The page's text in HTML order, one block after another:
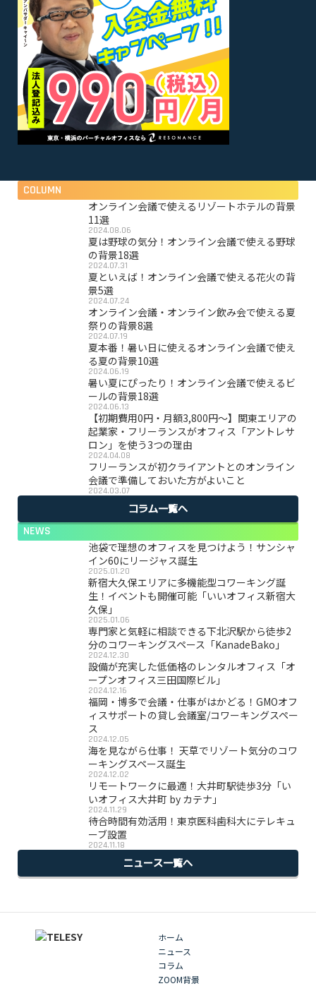
COLUMN
オンライン会議で使えるリゾートホテルの背景
11選
2024.08.06
夏は野球の気分！オンライン会議で使える野球
の背景18選
2024.07.31
夏といえば！オンライン会議で使える花火の背
景5選
2024.07.24
オンライン会議・オンライン飲み会で使える夏
祭りの背景8選
2024.07.19
夏本番！暑い日に使えるオンライン会議で使え
る夏の背景10選
2024.06.19
暑い夏にぴったり！オンライン会議で使えるビ
ールの背景18選
2024.06.13
【初期費用0円・月額3,800円〜】関東エリアの
起業家・フリーランスがオフィス「アントレサ
ロン」を使う3つの理由
2024.04.08
フリーランスが初クライアントとのオンライン
会議で準備しておいた方がよいこと
2024.03.07
コラム一覧へ
NEWS
池袋で理想のオフィスを見つけよう！サンシャ
イン60にリージャス誕生
2025.01.20
新宿大久保エリアに多機能型コワーキング誕
生！イベントも開催可能「いいオフィス新宿大
久保」
2025.01.06
専門家と気軽に相談できる下北沢駅から徒歩2
分のコワーキングスペース「KanadeBako」
2024.12.30
設備が充実した低価格のレンタルオフィス「オ
ープンオフィス三田国際ビル」
2024.12.16
福岡・博多で会議・仕事がはかどる！GMOオフ
ィスサポートの貸し会議室/コワーキングスペー
ス
2024.12.05
海を見ながら仕事！ 天草でリゾート気分のコワ
ーキングスペース誕生
2024.12.02
リモートワークに最適！大井町駅徒歩3分「い
いオフィス大井町 by カテナ」
2024.11.29
待合時間有効活用！東京医科歯科大にテレキュ
ーブ設置
2024.11.18
ニュース一覧へ
ホーム
ニュース
コラム
ZOOM背景